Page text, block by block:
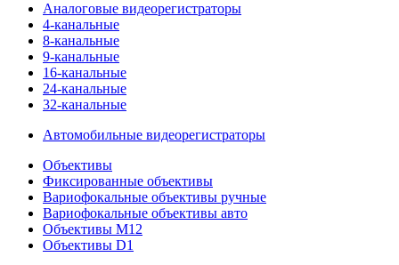
Аналоговые видеорегистраторы
4-канальные
8-канальные
9-канальные
16-канальные
24-канальные
32-канальные
Автомобильные видеорегистраторы
Объективы
Фиксированные объективы
Вариофокальные объективы ручные
Вариофокальные объективы авто
Объективы M12
Объективы D1